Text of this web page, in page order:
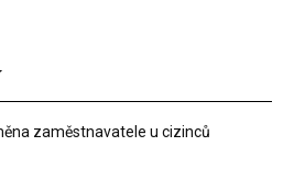
zaměstnavatele u cizinců